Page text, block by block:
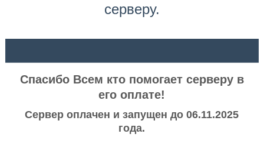
серверу.
Спасибо Всем кто помогает серверу в
его оплате!
Сервер оплачен и запущен до 06.11.2025
года.